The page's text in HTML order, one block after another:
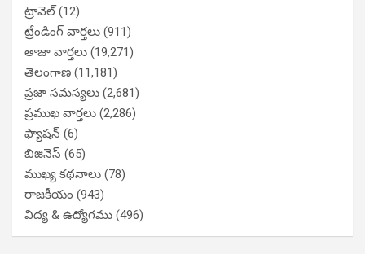
ట్రావెల్(12)
ట్రేండింగ్ వార్తలు (911)
తాజా వార్తలు (19,271)
తెలంగాణ (11,181)
ప్రజా సమస్యలు (2,681)
ప్రముఖ వార్తలు (2,286)
ఫ్యాషన్ (6)
బిజినెస్ (65)
ముఖ్య కథనాలు (78)
రాజకీయం (943)
విద్య & ఉద్యోగము (496)